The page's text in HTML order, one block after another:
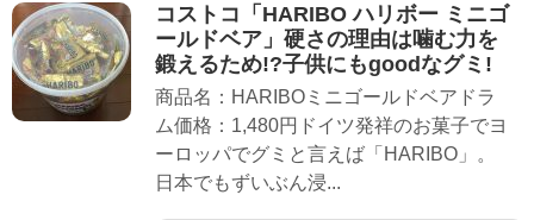
コストコ「HARIBO ハリボー ミニゴ
ールドベア」硬さの理由は噛む力を
鍛えるため!?子供にもgoodなグミ!
商品名：HARIBOミニゴールドベアドラ
ム価格：1,480円ドイツ発祥のお菓子でヨ
ーロッパでグミと言えば「HARIBO」。
日本でもずいぶん浸...